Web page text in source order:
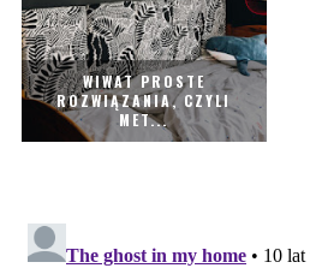
WIWAT PROSTE
ROZWIĄZANIA, CZYLI
MET...